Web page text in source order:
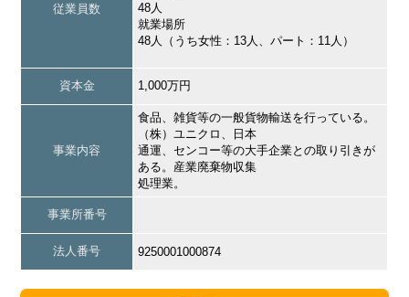
従業員数
48人
就業場所
48人（うち女性：13人、パート：11人）
資本金 1,000万円
事業内容
食品、雑貨等の一般貨物輸送を行っている。
（株）ユニクロ、日本
通運、センコー等の大手企業との取り引きが
ある。産業廃棄物収集
処理業。
事業所番号
法人番号 9250001000874